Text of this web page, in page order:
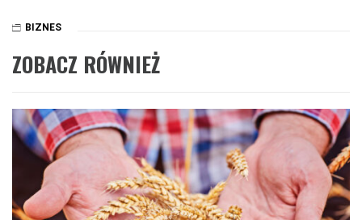
BIZNES
ZOBACZ RÓWNIEŻ